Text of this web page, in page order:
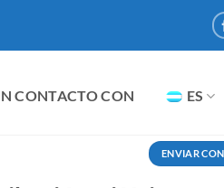
CONTACTO CON ES
ENVIAR